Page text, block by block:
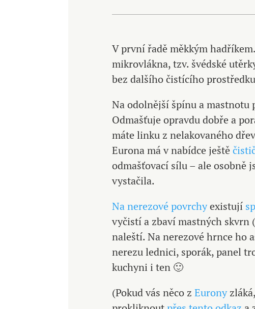
V první řadě měkkým
mikrovlákna, tzv. švédské
bez dalšího čistícího
Na odolnější špínu a mastnotu
Odmašťuje opravdu dobře a
máte linku z nelakovaného
Eurona má v nabídce ještě
odmašťovací sílu – ale osobně
vystačila.
Na nerezové povrchyexistují
vyčistí a zbaví mastných skvrn
naleští. Na nerezové hrnce ho
nerezu lednici, sporák, panel
kuchyni i ten 🙂
(Pokud vás něco zEurony